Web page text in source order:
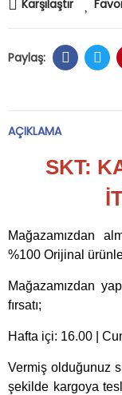
Karşılaştır
AÇIKLAMA
SKT:
Mağazamızdan
%100 Orijinal
Mağazamızdan
fırsatı;
Hafta içi: 16.00 |
Vermiş olduğunuz
şekilde kargoya